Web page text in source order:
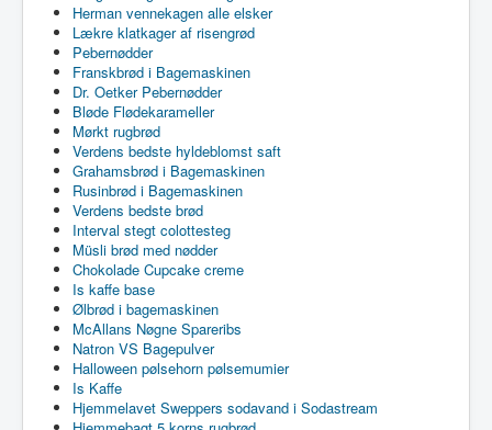
Herman vennekagen alle elsker
Lækre klatkager af risengrød
Pebernødder
Franskbrød i Bagemaskinen
Dr. Oetker Pebernødder
Bløde Flødekarameller
Mørkt rugbrød
Verdens bedste hyldeblomst saft
Grahamsbrød i Bagemaskinen
Rusinbrød i Bagemaskinen
Verdens bedste brød
Interval stegt colottesteg
Müsli brød med nødder
Chokolade Cupcake creme
Is kaffe base
Ølbrød i bagemaskinen
McAllans Nøgne Spareribs
Natron VS Bagepulver
Halloween pølsehorn pølsemumier
Is Kaffe
Hjemmelavet Sweppers sodavand i Sodastream